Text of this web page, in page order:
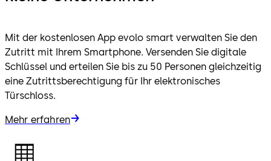
Mit der kostenlosen App evolo smart verwalten Sie den
Zutritt mit Ihrem Smartphone. Versenden Sie digitale
Schlüssel und erteilen Sie bis zu 50 Personen gleichzeitig
eine Zutrittsberechtigung für Ihr elektronisches
Türschloss.
Mehr erfahren